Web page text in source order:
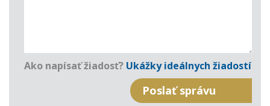
Ako napísať žiadosť? Ukážky ideálnych žiadostí